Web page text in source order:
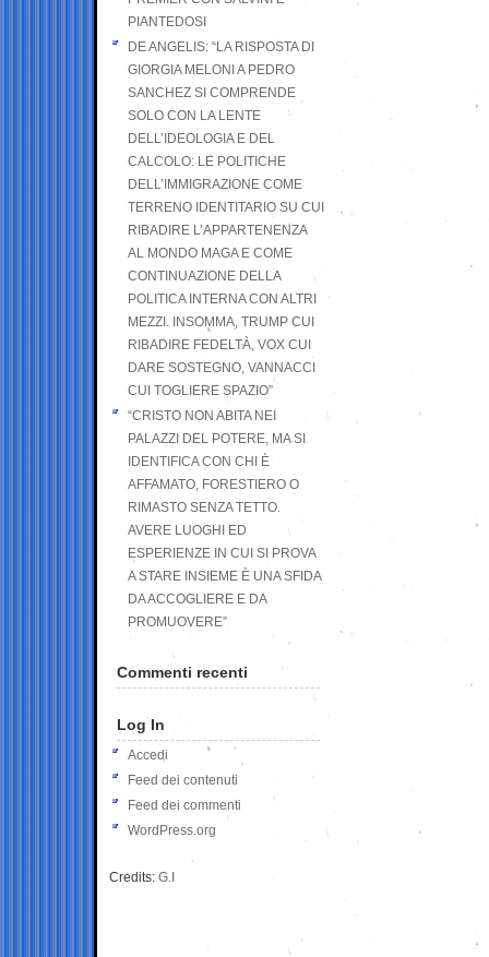
PIANTEDOSI
DE ANGELIS: “LA RISPOSTA DI
GIORGIA MELONI A PEDRO
SANCHEZ SI COMPRENDE
SOLO CON LA LENTE
DELL’IDEOLOGIA E DEL
CALCOLO: LE POLITICHE
DELL’IMMIGRAZIONE COME
TERRENO IDENTITARIO SU CUI
RIBADIRE L’APPARTENENZA
AL MONDO MAGA E COME
CONTINUAZIONE DELLA
POLITICA INTERNA CON ALTRI
MEZZI. INSOMMA, TRUMP CUI
RIBADIRE FEDELTÀ, VOX CUI
DARE SOSTEGNO, VANNACCI
CUI TOGLIERE SPAZIO”
“CRISTO NON ABITA NEI
PALAZZI DEL POTERE, MA SI
IDENTIFICA CON CHI È
AFFAMATO, FORESTIERO O
RIMASTO SENZA TETTO.
AVERE LUOGHI ED
ESPERIENZE IN CUI SI PROVA
A STARE INSIEME È UNA SFIDA
DA ACCOGLIERE E DA
PROMUOVERE”
Commenti recenti
Log In
Accedi
Feed dei contenuti
Feed dei commenti
WordPress.org
Credits: G.I